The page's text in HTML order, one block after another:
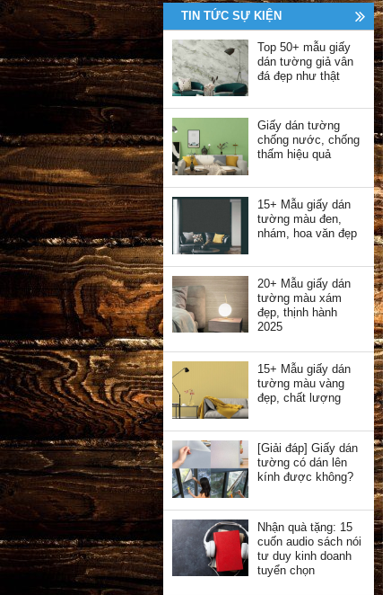
TIN TỨC SỰ KIỆN
Top 50+ mẫu giấy
dán tường giả vân
đá đẹp như thật
Giấy dán tường
chống nước, chống
thấm hiệu quả
15+ Mẫu giấy dán
tường màu đen,
nhám, hoa văn đẹp
20+ Mẫu giấy dán
tường màu xám
đẹp, thịnh hành
2025
15+ Mẫu giấy dán
tường màu vàng
đẹp, chất lượng
[Giải đáp] Giấy dán
tường có dán lên
kính được không?
Nhận quà tặng: 15
cuốn audio sách nói
tư duy kinh doanh
tuyển chọn